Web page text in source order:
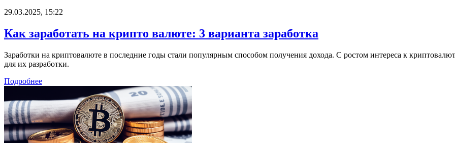
29.03.2025, 15:22
Как заработать на крипто валюте: 3 варианта заработка
Заработки на криптовалюте в последние годы стали популярным способом получения дохода. С ростом интереса к
для их разработки.
Подробнее